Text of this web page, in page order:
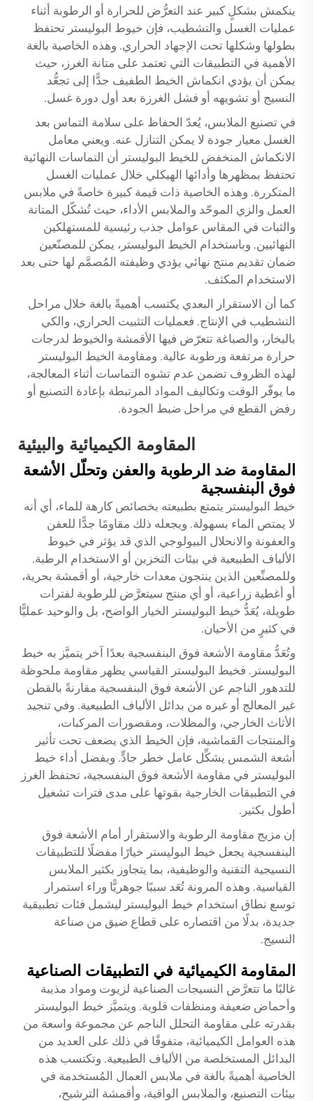
ينكمش بشكلٍ كبير عند التعرُّض للحرارة أو الرطوبة أثناء
عمليات الغسل والتشطيب، فإن خيوط البوليستر تحتفظ
بطولها وشكلها تحت الإجهاد الحراري. وهذه الخاصية بالغة
الأهمية في التطبيقات التي تعتمد على متانة الغرز، حيث
يمكن أن يؤدي انكماش الخيط الطفيف جدًّا إلى تجعُّد
النسيج أو تشويهه أو فشل الغرزة بعد أول دورة غسل.
في تصنيع الملابس، يُعدّ الحفاظ على سلامة التماس بعد
الغسل معيار جودة لا يمكن التنازل عنه. ويعني معامل
الانكماش المنخفض للخيط البوليستر أن التماسات النهائية
تحتفظ بمظهرها وأدائها الهيكلي خلال عمليات الغسل
المتكررة. وهذه الخاصية ذات قيمة كبيرة خاصةً في ملابس
العمل والزي الموحّد والملابس الأداء، حيث تُشكّل المتانة
والثبات في المقاس عوامل جذب رئيسية للمستهلكين
النهائيين. وباستخدام الخيط البوليستر، يمكن للمصنّعين
ضمان تقديم منتج نهائي يؤدي وظيفته المُصمَّم لها حتى بعد
الاستخدام المكثف.
كما أن الاستقرار البعدي يكتسب أهميةً بالغة خلال مراحل
التشطيب في الإنتاج. فعمليات التثبيت الحراري، والكي
بالبخار، والصباغة تتعرّض فيها الأقمشة والخيوط لدرجات
حرارة مرتفعة ورطوبة عالية. ومقاومة الخيط البوليستر
لهذه الظروف تضمن عدم تشوه التماسات أثناء المعالجة،
ما يوفّر الوقت وتكاليف المواد المرتبطة بإعادة التصنيع أو
رفض القطع في مراحل ضبط الجودة.
المقاومة الكيميائية والبيئية
المقاومة ضد الرطوبة والعفن وتحلّل الأشعة
فوق البنفسجية
خيط البوليستر يتمتع بطبيعته بخصائص كارهة للماء، أي أنه
لا يمتص الماء بسهولة. ويجعله ذلك مقاومًا جدًّا للعفن
والعفونة والانحلال البيولوجي الذي قد يؤثر في خيوط
الألياف الطبيعية في بيئات التخزين أو الاستخدام الرطبة.
وللمصنِّعين الذين ينتجون معدات خارجية، أو أقمشة بحرية،
أو أغطية زراعية، أو أي منتج سيتعرَّض للرطوبة لفترات
طويلة، يُعَدُّ خيط البوليستر الخيار الواضح، بل والوحيد عمليًّا
في كثيرٍ من الأحيان.
وتُعَدُّ مقاومة الأشعة فوق البنفسجية بعدًا آخر يتميَّز به خيط
البوليستر. فخيط البوليستر القياسي يظهر مقاومة ملحوظة
للتدهور الناجم عن الأشعة فوق البنفسجية مقارنةً بالقطن
غير المعالج أو غيره من بدائل الألياف الطبيعية. وفي تنجيد
الأثاث الخارجي، والمظلات، ومقصورات المركبات،
والمنتجات القماشية، فإن الخيط الذي يضعف تحت تأثير
أشعة الشمس يشكِّل عامل خطر جادٍّ. وبفضل أداء خيط
البوليستر في مقاومة الأشعة فوق البنفسجية، تحتفظ الغرز
في التطبيقات الخارجية بقوتها على مدى فترات تشغيل
أطول بكثير.
إن مزيج مقاومة الرطوبة والاستقرار أمام الأشعة فوق
البنفسجية يجعل خيط البوليستر خيارًا مفضلًا للتطبيقات
النسيجية التقنية والوظيفية، بما يتجاوز بكثير الملابس
القياسية. وهذه المرونة تُعَد سببًا جوهريًّا وراء استمرار
توسع نطاق استخدام خيط البوليستر ليشمل فئات تطبيقية
جديدة، بدلًا من اقتصاره على قطاع ضيق من صناعة
النسيج.
المقاومة الكيميائية في التطبيقات الصناعية
غالبًا ما تتعرَّض النسيجات الصناعية لزيوت ومواد مذيبة
وأحماض ضعيفة ومنظفات قلوية. ويتميَّز خيط البوليستر
بقدرته على مقاومة التحلل الناجم عن مجموعة واسعة من
هذه العوامل الكيميائية، متفوقًا في ذلك على العديد من
البدائل المستخلصة من الألياف الطبيعية. وتكتسب هذه
الخاصية أهميةً بالغة في ملابس العمال المُستخدمة في
بيئات التصنيع، والملابس الواقية، وأقمشة الترشيح،